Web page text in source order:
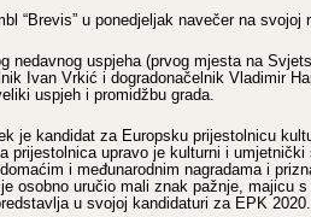
“Brevis” u ponedjeljak navečer na svojoj
nedavnog uspjeha (prvog mjesta na
Ivan Vrkić i dogradonačelnik Vladimir
uspjeh i promidžbu grada.
je kandidat za Europsku prijestolnicu
prijestolnica upravo je kulturni i umjetnički
i međunarodnim nagradama i
osobno uručio mali znak pažnje, majicu
u svojoj kandidaturi za EPK 2020.